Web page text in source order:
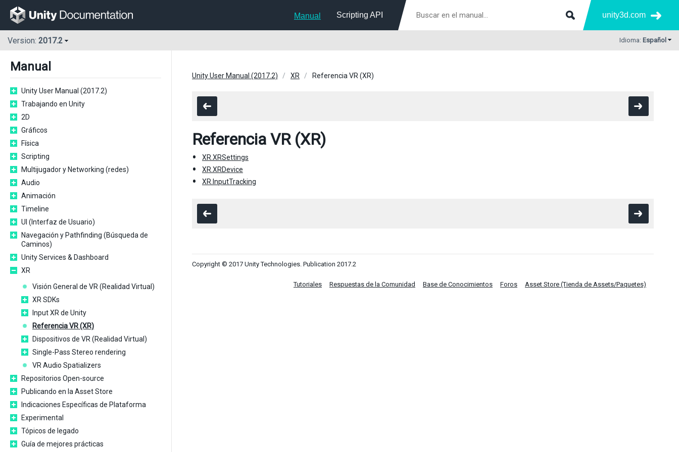
Manual Scripting API unity3d.com
Version: 2017.2 Idioma: Español
Manual
Unity User Manual (2017.2)
Trabajando en Unity
2D
Gráficos
Física
Scripting
Multijugador y Networking (redes)
Audio
Animación
Timeline
UI (Interfaz de Usuario)
Navegación y Pathfinding (Búsqueda de
Caminos)
Unity Services & Dashboard
XR
Visión General de VR (Realidad Virtual)
XR SDKs
Input XR de Unity
Referencia VR (XR)
Dispositivos de VR (Realidad Virtual)
Single-Pass Stereo rendering
VR Audio Spatializers
Repositorios Open-source
Publicando en la Asset Store
Indicaciones Específicas de Plataforma
Experimental
Tópicos de legado
Guía de mejores prácticas
Unity User Manual (2017.2) XR Referencia VR (XR)
Referencia VR (XR)
XR.XRSettings
XR.XRDevice
XR.InputTracking
Copyright © 2017 Unity Technologies. Publication 2017.2
Tutoriales Respuestas de la Comunidad Base de Conocimientos Foros Asset Store (Tienda de Assets/Paquetes)